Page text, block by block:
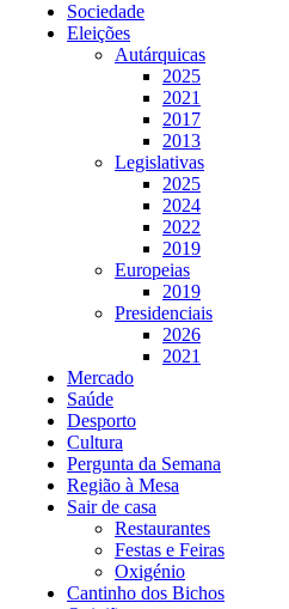
Sociedade
Eleições
Autárquicas
2025
2021
2017
2013
Legislativas
2025
2024
2022
2019
Europeias
2019
Presidenciais
2026
2021
Mercado
Saúde
Desporto
Cultura
Pergunta da Semana
Região à Mesa
Sair de casa
Restaurantes
Festas e Feiras
Oxigénio
Cantinho dos Bichos